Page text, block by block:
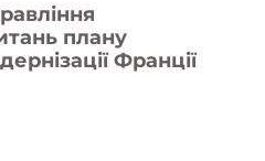
плану
Франції